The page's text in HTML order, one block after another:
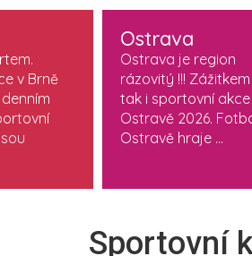
v Brně
Ostrava
Ostrava je region
rázovitý !!!
tak i sportovní
Ostravě 2026.
Ostravě hraje ...
Sportovní